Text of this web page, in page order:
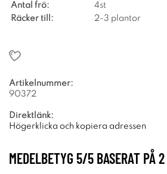
Antal frö:
4st
Räcker till:
2-3 plantor
Artikelnummer:
90372
Direktlänk:
Högerklicka och kopiera adressen
MEDELBETYG 5/5 BASERAT PÅ2